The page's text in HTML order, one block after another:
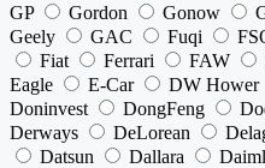
GP
Gordon Gonow
Geely
GAC Fuqi
Fiat
Ferrari FAW
Eagle
E-Car DW Hower
Doninvest
DongFeng
Derways
DeLorean
Datsun
Dallara